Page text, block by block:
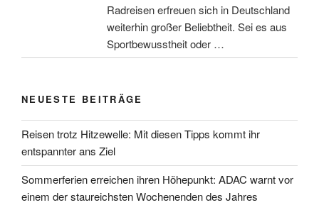
Radreisen erfreuen sich in Deutschland
weiterhin großer Beliebtheit. Sei es aus
Sportbewusstheit oder …
NEUESTE BEITRÄGE
Reisen trotz Hitzewelle: Mit diesen Tipps kommt ihr
entspannter ans Ziel
Sommerferien erreichen ihren Höhepunkt: ADAC warnt vor
einem der staureichsten Wochenenden des Jahres